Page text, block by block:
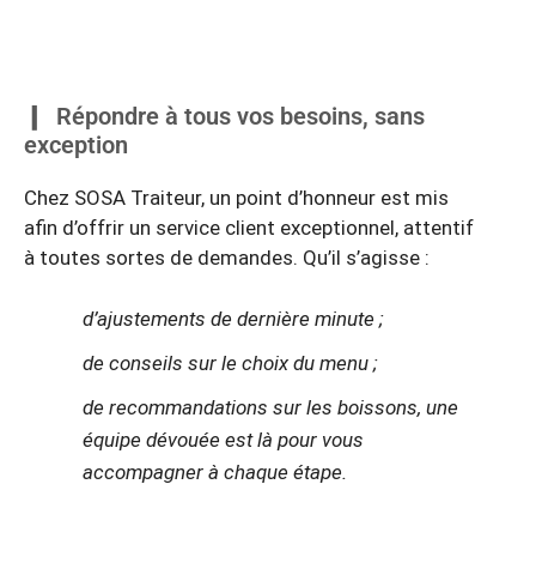
Répondre à tous vos besoins, sans
exception
Chez SOSA Traiteur, un point d’honneur est mis
afin d’offrir un service client exceptionnel, attentif
à toutes sortes de demandes. Qu’il s’agisse :
d’ajustements de dernière minute ;
de conseils sur le choix du menu ;
de recommandations sur les boissons, une
équipe dévouée est là pour vous
accompagner à chaque étape.